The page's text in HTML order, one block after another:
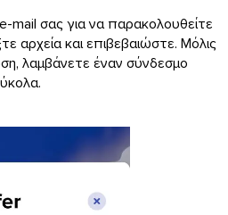
mail σας για να παρακολουθείτε
αρχεία και επιβεβαιώστε. Μόλις
λαμβάνετε έναν σύνδεσμο